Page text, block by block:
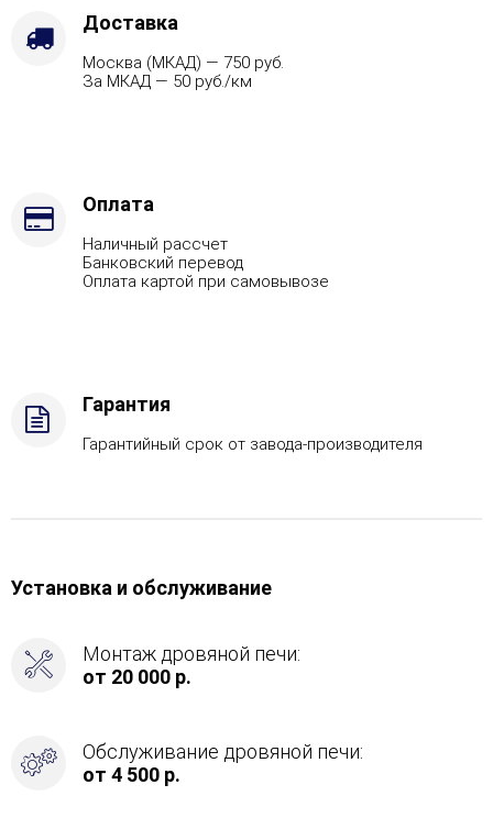
(Цена
запросу),
Марка
стали
Доставка
Москва (МКАД) — 750 руб.
За МКАД — 50 руб./км
Оплата
Наличный рассчет
Банковский перевод
Оплата картой при самовывозе
Гарантия
Гарантийный срок от завода-производителя
Установка и обслуживание
Монтаж дровяной печи:
от 20 000 р.
Обслуживание дровяной печи:
от 4 500 р.